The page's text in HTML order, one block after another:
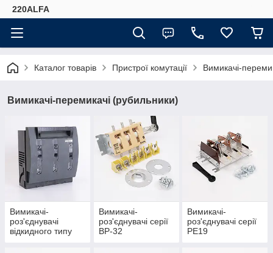
220ALFA
Каталог товарів Пристрої комутації Вимикачі-
Вимикачі-перемикачі (рубильники)
Вимикачі-
роз'єднувачі
відкидного типу
Вимикачі-
роз'єднувачі серії
ВР-32
Вимикачі-
роз'єднувачі серії
РЕ19